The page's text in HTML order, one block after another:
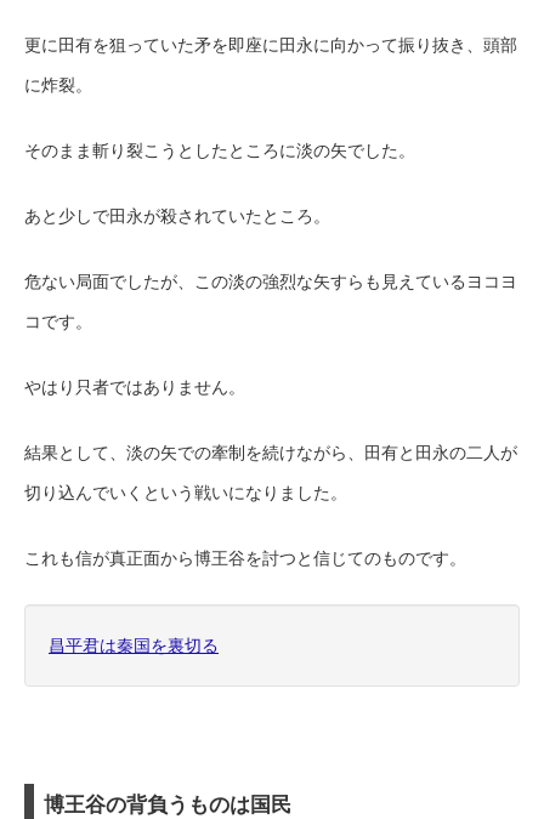
更に田有を狙っていた矛を即座に田永に向かって振り抜き、頭部
に炸裂。
そのまま斬り裂こうとしたところに淡の矢でした。
あと少しで田永が殺されていたところ。
危ない局面でしたが、この淡の強烈な矢すらも見えているヨコヨ
コです。
やはり只者ではありません。
結果として、淡の矢での牽制を続けながら、田有と田永の二人が
切り込んでいくという戦いになりました。
これも信が真正面から博王谷を討つと信じてのものです。
昌平君は秦国を裏切る
博王谷の背負うものは国民